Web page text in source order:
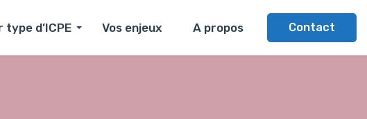
d’ICPE Vos enjeux A propos Contact